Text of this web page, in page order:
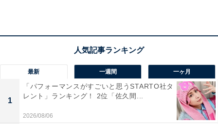
所も多く、和を感じさせる美しい光景を目当てに訪れる
外国人観光客も多いです。
最新 一週間 一ヶ月
1
「パフォーマンスがすごいと思うSTARTO社タ
レント」ランキング！ 2位「佐久間...
2026/08/06